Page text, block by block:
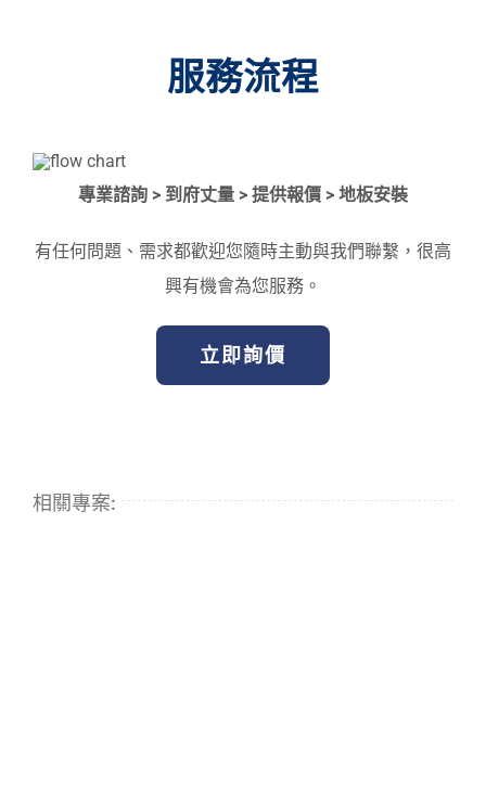
服務流程
專業諮詢 > 到府丈量 > 提供報價 > 地板安裝
有任何問題、需求都歡迎您隨時主動與我們聯繫，很高
興有機會為您服務。
立即詢價
相關專案: